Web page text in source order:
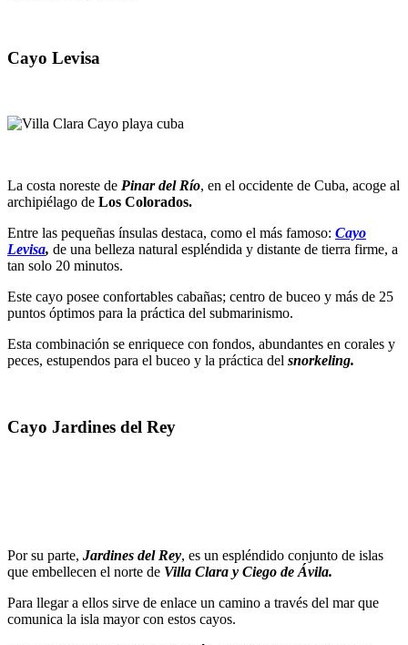
Cayo Levisa
La costa noreste de Pinar del Río, en el occidente de Cuba, acoge al
archipiélago de Los Colorados.
Entre las pequeñas ínsulas destaca, como el más famoso: Cayo
Levisa, de una belleza natural espléndida y distante de tierra firme, a
tan solo 20 minutos.
Este cayo posee confortables cabañas; centro de buceo y más de 25
puntos óptimos para la práctica del submarinismo.
Esta combinación se enriquece con fondos, abundantes en corales y
peces, estupendos para el buceo y la práctica del snorkeling.
Cayo Jardines del Rey
Por su parte, Jardines del Rey, es un espléndido conjunto de islas
que embellecen el norte de Villa Clara y Ciego de Ávila.
Para llegar a ellos sirve de enlace un camino a través del mar que
comunica la isla mayor con estos cayos.